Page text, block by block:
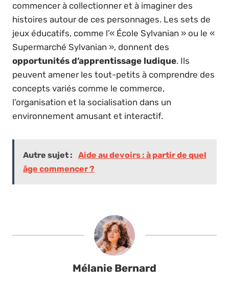
commencer à collectionner et à imaginer des
histoires autour de ces personnages. Les sets de
jeux éducatifs, comme l’« École Sylvanian » ou le «
Supermarché Sylvanian », donnent des
opportunités d’apprentissage ludique. Ils
peuvent amener les tout-petits à comprendre des
concepts variés comme le commerce,
l’organisation et la socialisation dans un
environnement amusant et interactif.
Autre sujet :
Aide au devoirs : à partir de quel
âge commencer ?
Mélanie Bernard